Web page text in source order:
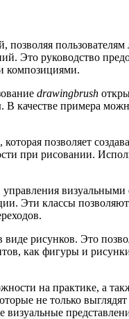
Это руководство
композициями.
drawingbrush
качестве примера
, которая позволяет
при рисовании.
управления
Эти классы
виде рисунков. Это
как фигуры и
на практике, а
не только
визуальные